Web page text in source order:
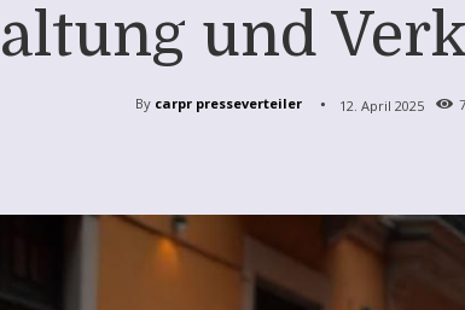
und
By carpr presseverteiler 12. April 2025